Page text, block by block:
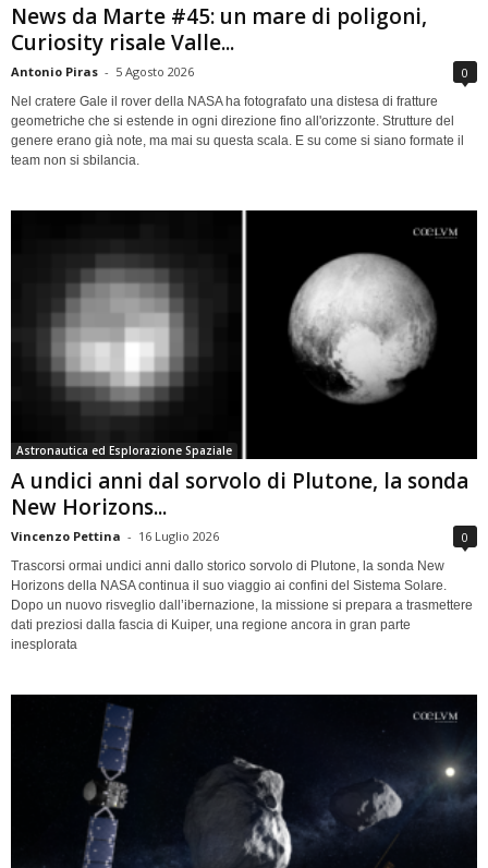
News da Marte #45: un mare di poligoni,
Curiosity risale Valle...
Antonio Piras - 5 Agosto 2026 0
Nel cratere Gale il rover della NASA ha fotografato una distesa di fratture
geometriche che si estende in ogni direzione fino all'orizzonte. Strutture del
genere erano già note, ma mai su questa scala. E su come si siano formate il
team non si sbilancia.
Astronautica ed Esplorazione Spaziale
A undici anni dal sorvolo di Plutone, la sonda
New Horizons...
Vincenzo Pettina - 16 Luglio 2026 0
Trascorsi ormai undici anni dallo storico sorvolo di Plutone, la sonda New
Horizons della NASA continua il suo viaggio ai confini del Sistema Solare.
Dopo un nuovo risveglio dall’ibernazione, la missione si prepara a trasmettere
dati preziosi dalla fascia di Kuiper, una regione ancora in gran parte
inesplorata